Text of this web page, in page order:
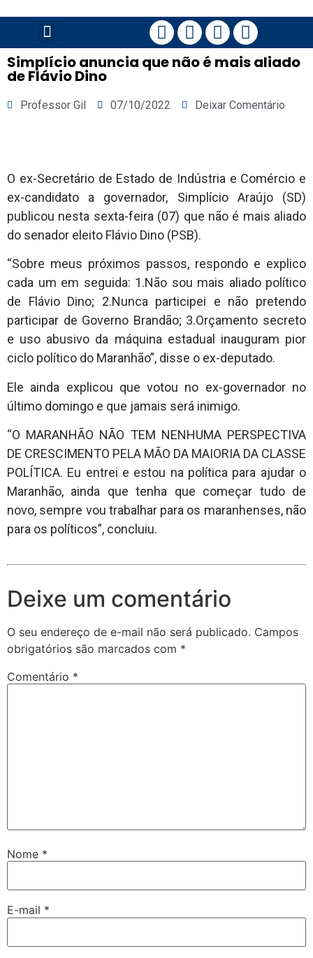
Simplício anuncia que não é mais aliado
de Flávio Dino
Professor Gil 07/10/2022 Deixar Comentário
O ex-Secretário de Estado de Indústria e Comércio e
ex-candidato a governador, Simplício Araújo (SD)
publicou nesta sexta-feira (07) que não é mais aliado
do senador eleito Flávio Dino (PSB).
“Sobre meus próximos passos, respondo e explico
cada um em seguida: 1.Não sou mais aliado político
de Flávio Dino; 2.Nunca participei e não pretendo
participar de Governo Brandão; 3.Orçamento secreto
e uso abusivo da máquina estadual inauguram pior
ciclo político do Maranhão”, disse o ex-deputado.
Ele ainda explicou que votou no ex-governador no
último domingo e que jamais será inimigo.
“O MARANHÃO NÃO TEM NENHUMA PERSPECTIVA
DE CRESCIMENTO PELA MÃO DA MAIORIA DA CLASSE
POLÍTICA. Eu entrei e estou na política para ajudar o
Maranhão, ainda que tenha que começar tudo de
novo, sempre vou trabalhar para os maranhenses, não
para os políticos”, concluiu.
Deixe um comentário
O seu endereço de e-mail não será publicado. Campos
obrigatórios são marcados com *
Comentário *
Nome *
E-mail *